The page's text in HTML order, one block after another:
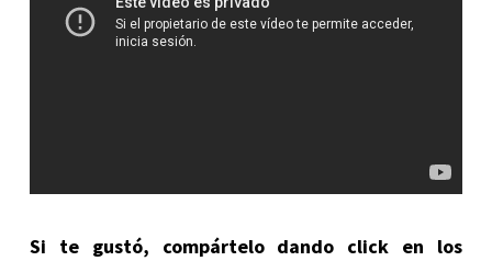
Si te gustó, compártelo dando click en los